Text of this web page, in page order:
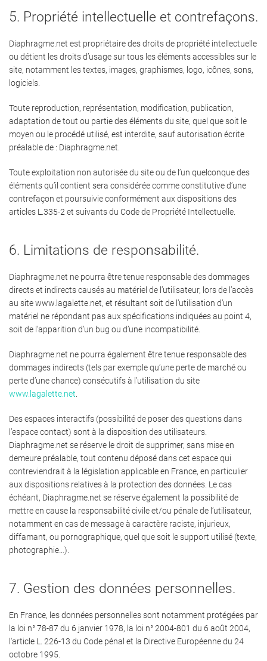
5. Propriété intellectuelle et contrefaçons.
Diaphragme.net est propriétaire des droits de propriété intellectuelle
ou détient les droits d’usage sur tous les éléments accessibles sur le
site, notamment les textes, images, graphismes, logo, icônes, sons,
logiciels.
Toute reproduction, représentation, modification, publication,
adaptation de tout ou partie des éléments du site, quel que soit le
moyen ou le procédé utilisé, est interdite, sauf autorisation écrite
préalable de : Diaphragme.net.
Toute exploitation non autorisée du site ou de l’un quelconque des
éléments qu’il contient sera considérée comme constitutive d’une
contrefaçon et poursuivie conformément aux dispositions des
articles L.335-2 et suivants du Code de Propriété Intellectuelle.
6. Limitations de responsabilité.
Diaphragme.net ne pourra être tenue responsable des dommages
directs et indirects causés au matériel de l’utilisateur, lors de l’accès
au site www.lagalette.net, et résultant soit de l’utilisation d’un
matériel ne répondant pas aux spécifications indiquées au point 4,
soit de l’apparition d’un bug ou d’une incompatibilité.
Diaphragme.net ne pourra également être tenue responsable des
dommages indirects (tels par exemple qu’une perte de marché ou
perte d’une chance) consécutifs à l’utilisation du site
www.lagalette.net
Des espaces interactifs (possibilité de poser des questions dans
l’espace contact) sont à la disposition des utilisateurs.
Diaphragme.net se réserve le droit de supprimer, sans mise en
demeure préalable, tout contenu déposé dans cet espace qui
contreviendrait à la législation applicable en France, en particulier
aux dispositions relatives à la protection des données. Le cas
échéant, Diaphragme.net se réserve également la possibilité de
mettre en cause la responsabilité civile et/ou pénale de l’utilisateur,
notamment en cas de message à caractère raciste, injurieux,
diffamant, ou pornographique, quel que soit le support utilisé (texte,
photographie…).
7. Gestion des données personnelles.
En France, les données personnelles sont notamment protégées par
la loi n° 78-87 du 6 janvier 1978, la loi n° 2004-801 du 6 août 2004,
l'article L. 226-13 du Code pénal et la Directive Européenne du 24
octobre 1995.